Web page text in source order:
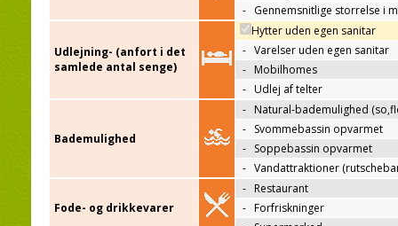
- Gennemsnitlige storrelse i
Udlejning- (anfort i det
samlede antal senge)
Hytter uden egen sanitar
- Varelser uden egen sanitar
- Mobilhomes
- Udlej af telter
Bademulighed
- Natural-bademulighed
- Svommebassin opvarmet
- Soppebassin opvarmet
- Vandattraktioner
Fode- og drikkevarer
- Restaurant
- Forfriskninger